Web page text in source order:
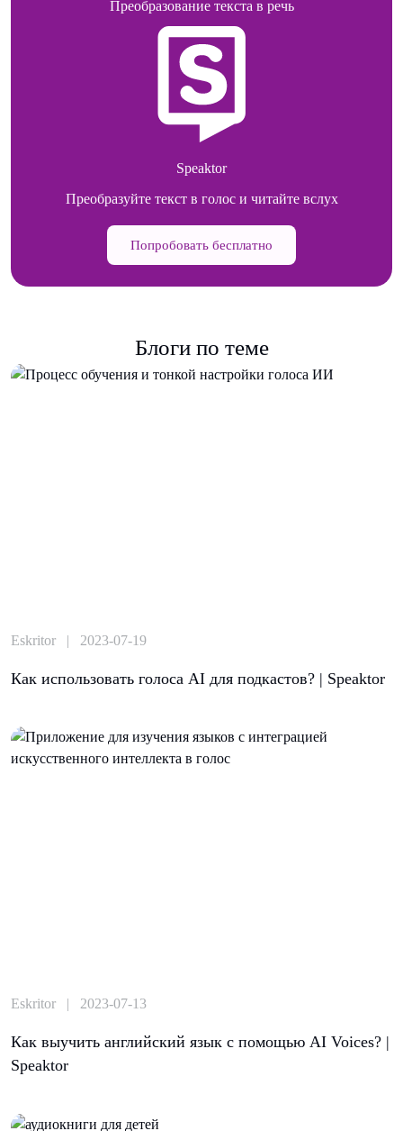
Преобразование текста в речь
Speaktor
Преобразуйте текст в голос и читайте вслух
Попробовать бесплатно
Блоги по теме
Eskritor | 2023-07-19
Как использовать голоса AI для подкастов? | Speaktor
Eskritor | 2023-07-13
Как выучить английский язык с помощью AI Voices? |
Speaktor